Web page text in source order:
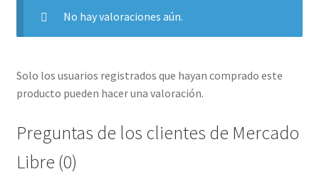
No hay valoraciones aún.
Solo los usuarios registrados que hayan comprado este
producto pueden hacer una valoración.
Preguntas de los clientes de Mercado
Libre (0)